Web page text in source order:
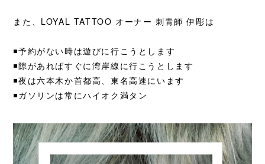
また、LOYAL TATTOO オーナー 刺青師 伊彫は
◾️予約がない時は遊びに行こうとします
◾️隙があればすぐに湾岸線に行こうとします
◾️夜は六本木か首都高、東名高速にいます
◾️ガソリンは常にハイオク満タン